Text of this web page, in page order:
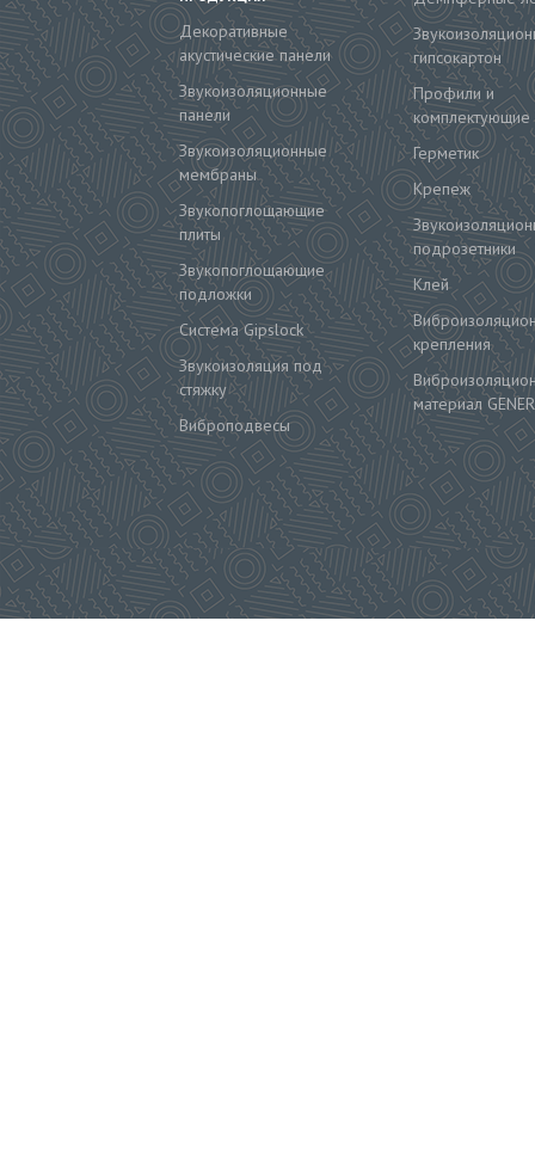
Декоративные
акустические панели
Звукоизоляционные
панели
Звукоизоляционные
мембраны
Звукопоглощающие
плиты
Звукопоглощающие
подложки
Система Gipslock
Звукоизоляция под
стяжку
Виброподвесы
гипсокартон
Профили и
комплектующие
Герметик
Крепеж
подрозетники
Клей
крепления
материал